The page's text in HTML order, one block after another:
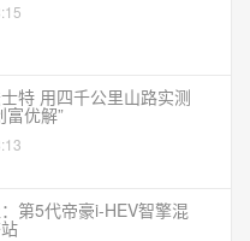
特 用四千公里山路实测
富优解”
第5代帝豪i-HEV智擎混